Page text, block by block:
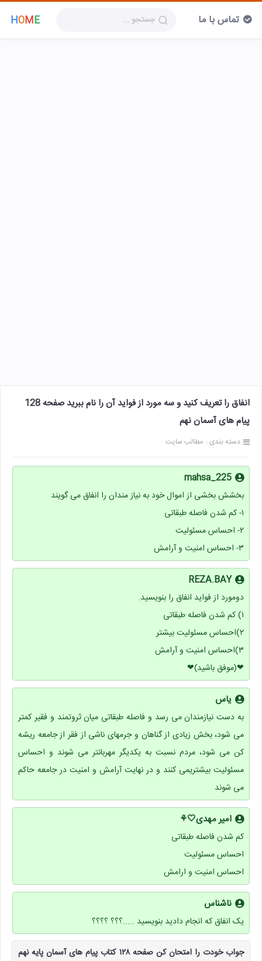
HOME تماس با ما
انفاق را تعریف کنید و سه مورد از فواید آن را نام ببرید صفحه 128
پیام های آسمان نهم
دسته بندی : مطالب سایت
mahsa_225
بخشش بخشی از اموال خود به نیاز مندان را انفاق می گویند
۱- کم شدن فاصله طبقاتی
۲- احساس مسئولیت
۳- احساس امنیت و آرامش
REZA.BAY
دومورد از فواید انفاق را بنویسید.
۱) کم شدن فاصله طبقاتی
۲)احساس مسئولیت بیشتر
۳)احساس امنیت و آرامش
❤(موفق باشید)❤
یاس
به دست نیازمندان می رسد و فاصله طبقاتی میان ثروتمند و فقیر کمتر
می شود، بخش زیادی از گناهان و جرمهای ناشی از فقر از جامعه ریشه
کن می شود، مردم نسبت به یکدیگر مهربانتر می شوند و احساس
مسئولیت بیشتریمی کنند و در نهایت آرامش و امنیت در جامعه حاکم
می شوند
امیر مهدی🤍⚘
کم شدن فاصله طبقاتی
احساس مسئولیت
احساس امنیت و ارامش
ناشناس
یک انفاق که انجام دادید بنویسید ..‌‌...؟؟؟ ؟؟؟؟
جواب خودت را امتحان کن صفحه ۱۲۸ کتاب پیام های آسمان پایه نهم